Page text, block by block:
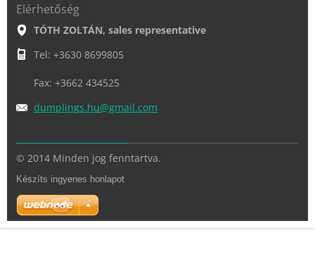
Elérhetőség
TÓTH ZOLTÁN, sales representative
Tel: +3630 8699805
Fax: +3662 434525
dumplings.hu@gmail.com
© 2014 Minden jog fenntartva.
Készíts ingyenes honlapot